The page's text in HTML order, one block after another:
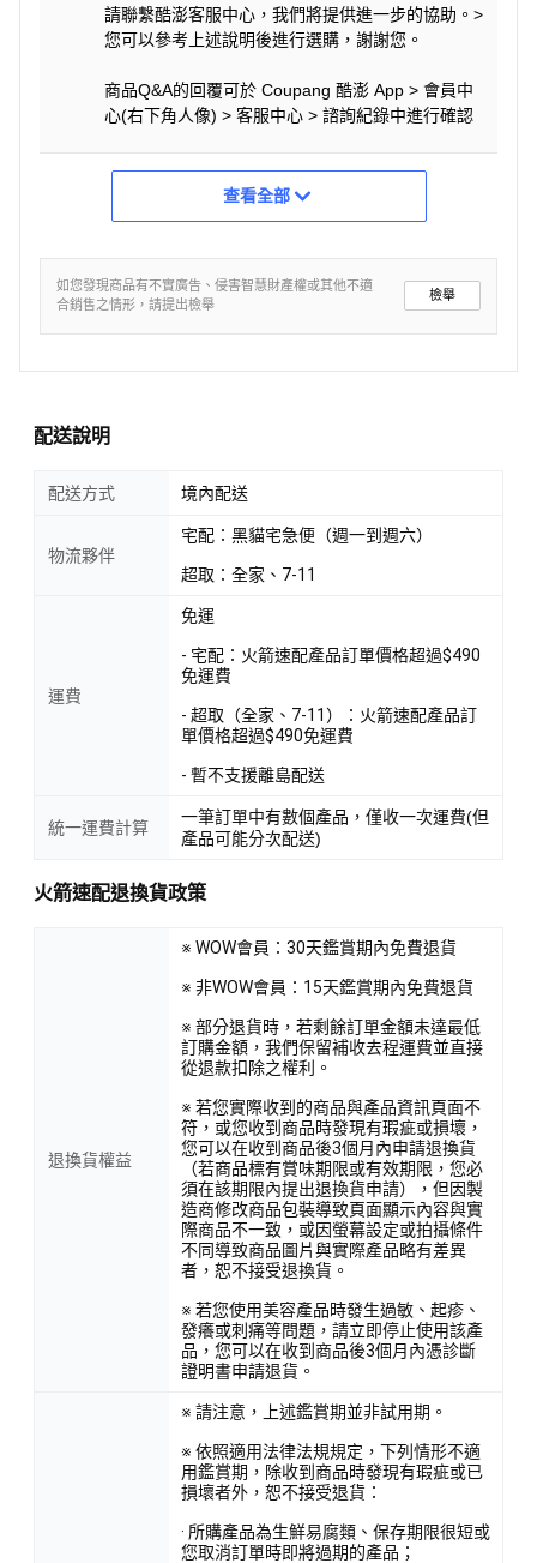
請聯繫酷澎客服中心，我們將提供進一步的協助。>
您可以參考上述說明後進行選購，謝謝您。
商品Q&A的回覆可於 Coupang 酷澎 App > 會員中
心(右下角人像) > 客服中心 > 諮詢紀錄中進行確認
查看全部
如您發現商品有不實廣告、侵害智慧財產權或其他不適
合銷售之情形，請提出檢舉
檢舉
配送說明
配送方式 境內配送
物流夥伴
宅配：黑貓宅急便（週一到週六）
超取：全家、7-11
運費
免運
- 宅配：火箭速配產品訂單價格超過$490
免運費
- 超取（全家、7-11）：火箭速配產品訂
單價格超過$490免運費
- 暫不支援離島配送
統一運費計算
一筆訂單中有數個產品，僅收一次運費(但
產品可能分次配送)
火箭速配退換貨政策
退換貨權益
※ WOW會員：30天鑑賞期內免費退貨
※ 非WOW會員：15天鑑賞期內免費退貨
※ 部分退貨時，若剩餘訂單金額未達最低
訂購金額，我們保留補收去程運費並直接
從退款扣除之權利。
※ 若您實際收到的商品與產品資訊頁面不
符，或您收到商品時發現有瑕疵或損壞，
您可以在收到商品後3個月內申請退換貨
（若商品標有賞味期限或有效期限，您必
須在該期限內提出退換貨申請），但因製
造商修改商品包裝導致頁面顯示內容與實
際商品不一致，或因螢幕設定或拍攝條件
不同導致商品圖片與實際產品略有差異
者，恕不接受退換貨。
※ 若您使用美容產品時發生過敏、起疹、
發癢或刺痛等問題，請立即停止使用該產
品，您可以在收到商品後3個月內憑診斷
證明書申請退貨。
※ 請注意，上述鑑賞期並非試用期。
※ 依照適用法律法規規定，下列情形不適
用鑑賞期，除收到商品時發現有瑕疵或已
損壞者外，恕不接受退貨：
· 所購產品為生鮮易腐類、保存期限很短或
您取消訂單時即將過期的產品；